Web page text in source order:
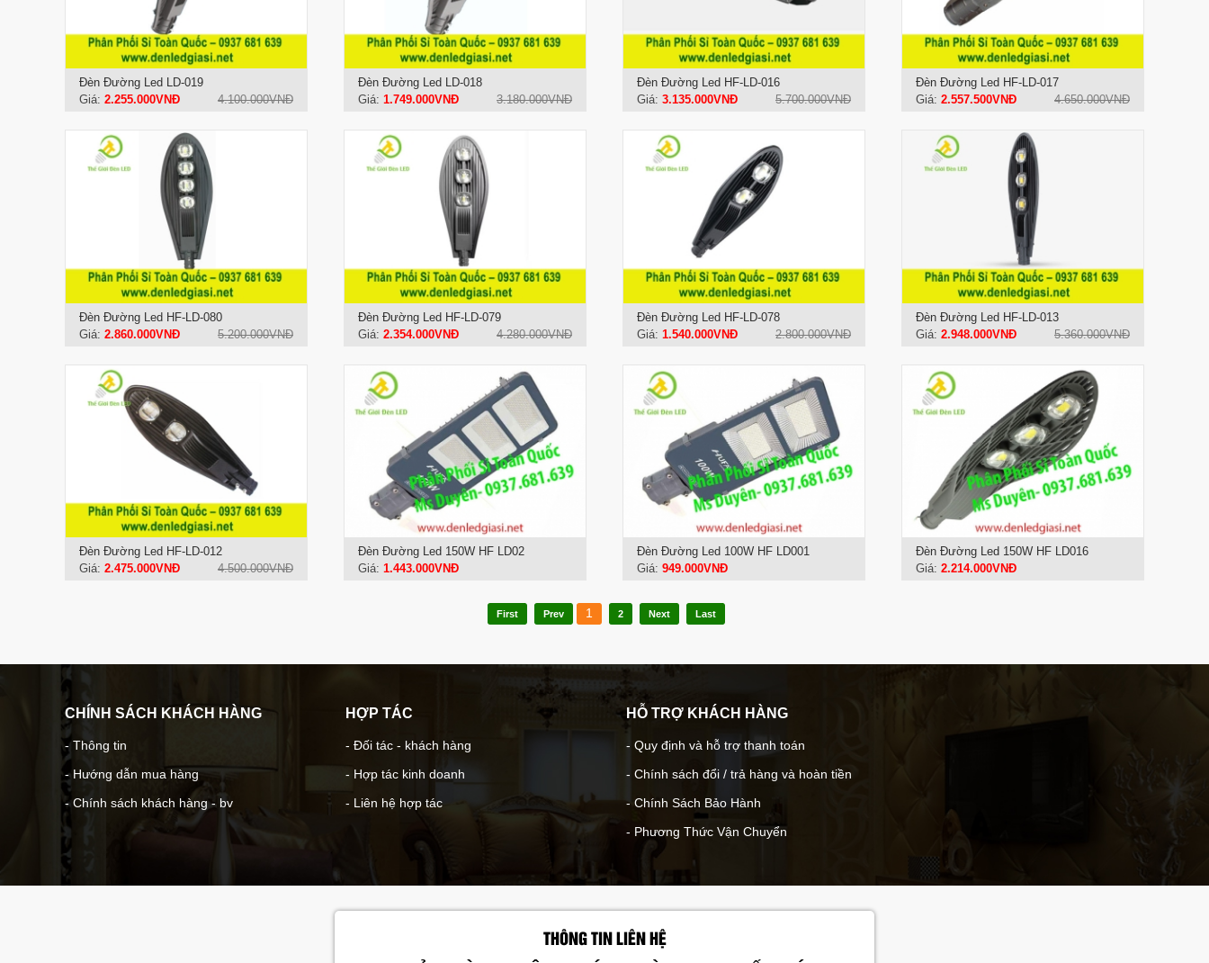
Đèn Đường Led LD-019
Giá: 2.255.000VNĐ 4.100.000VNĐ
Đèn Đường Led LD-018
Giá: 1.749.000VNĐ 3.180.000VNĐ
Đèn Đường Led HF-LD-016
Giá: 3.135.000VNĐ 5.700.000VNĐ
Đèn Đường Led HF-LD-017
Giá: 2.557.500VNĐ 4.650.000VNĐ
Đèn Đường Led HF-LD-080
Giá: 2.860.000VNĐ 5.200.000VNĐ
Đèn Đường Led HF-LD-079
Giá: 2.354.000VNĐ 4.280.000VNĐ
Đèn Đường Led HF-LD-078
Giá: 1.540.000VNĐ 2.800.000VNĐ
Đèn Đường Led HF-LD-013
Giá: 2.948.000VNĐ 5.360.000VNĐ
Đèn Đường Led HF-LD-012
Giá: 2.475.000VNĐ 4.500.000VNĐ
Đèn Đường Led 150W HF LD02
Giá: 1.443.000VNĐ
Đèn Đường Led 100W HF LD001
Giá: 949.000VNĐ
Đèn Đường Led 150W HF LD016
Giá: 2.214.000VNĐ
First Prev 1 2 Next Last
CHÍNH SÁCH KHÁCH HÀNG
- Thông tin
- Hướng dẫn mua hàng
- Chính sách khách hàng - bv
HỢP TÁC
- Đối tác - khách hàng
- Hợp tác kinh doanh
- Liên hệ hợp tác
HỖ TRỢ KHÁCH HÀNG
- Quy định và hỗ trợ thanh toán
- Chính sách đổi / trả hàng và hoàn tiền
- Chính Sách Bảo Hành
- Phương Thức Vận Chuyển
THÔNG TIN LIÊN HỆ